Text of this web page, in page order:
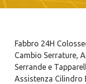
Fabbro 24H
Cambio Serrature,
Serrande e
Assistenza Cilindro